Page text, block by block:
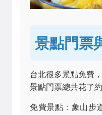
景點門票
台北很多景點免費
景點門票總共花了約
免費景點：象山步